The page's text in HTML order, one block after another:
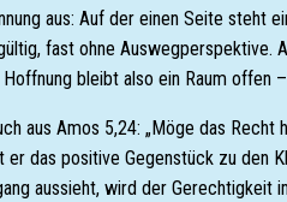
aus: Auf der einen Seite
fast ohne
bleibt also ein Raum offen
aus Amos 5,24: „Möge das
das positive Gegenstück zu den
aussieht, wird der Gerechtigkeit